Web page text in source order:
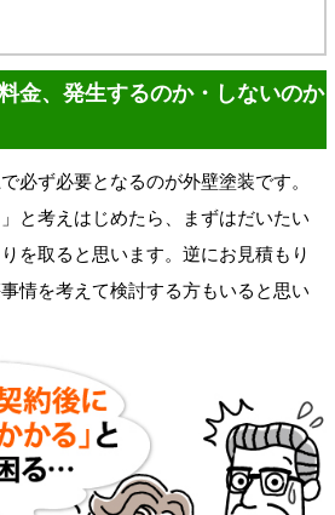
金、発生するのか・しないのか
必ず必要となるのが外壁塗装です。
と考えはじめたら、まずはだいたい
を取ると思います。逆にお見積もり
情を考えて検討する方もいると思い